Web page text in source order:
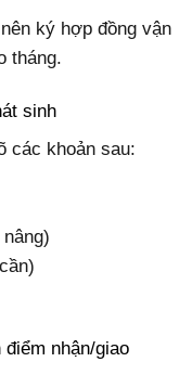
ký hợp đồng vận
tháng.
sinh
các khoản sau:
nhận/giao